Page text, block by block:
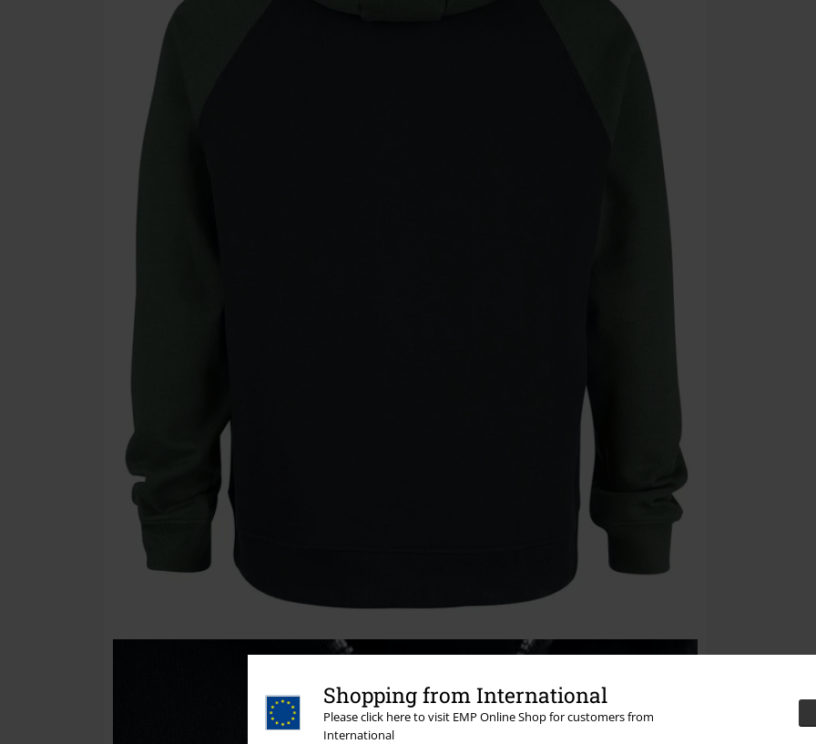
Shopping from International
Please click here to visit EMP Online Shop for customers from
International